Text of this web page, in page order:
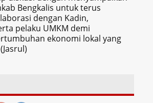
Bengkalis untuk terus
dengan Kadin,
pelaku UMKM demi
ekonomi lokal yang